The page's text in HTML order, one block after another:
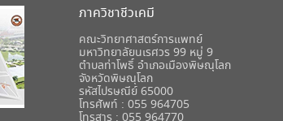
ภาควิชาชีวเคมี
คณะวิทยาศาสตร์การแพทย์
มหาวิทยาลัยนเรศวร 99 หมู่ 9
ตำบลท่าโพธิ์ อำเภอเมืองพิษณุโลก
จังหวัดพิษณุโลก
รหัสไปรษณีย์ 65000
โทรศัพท์ : 055 964705
โทรสาร : 055 964770